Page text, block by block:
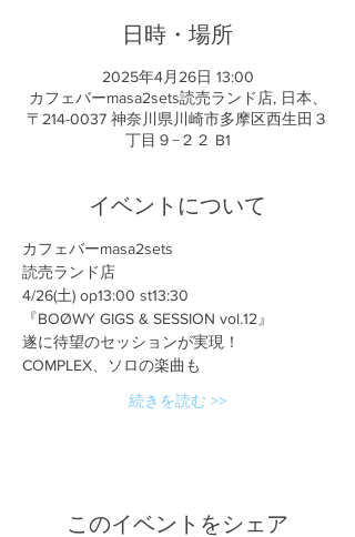
日時・場所
2025年4月26日 13:00
カフェバーmasa2sets読売ランド店, 日本、
〒214-0037 神奈川県川崎市多摩区西生田３
丁目９−２２ B1
イベントについて
カフェバーmasa2sets
読売ランド店
4/26(土) op13:00 st13:30
『BOØWY GIGS & SESSION vol.12』
遂に待望のセッションが実現！
COMPLEX、ソロの楽曲も
続きを読む >>
このイベントをシェア